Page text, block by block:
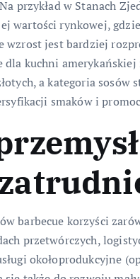
przykład w Stanach
wartości rynkowej,
jest bardziej
kuchni
a kategoria sosów
smaków i
barbecue korzyści
przetwórczych,
okołoprodukcyjne